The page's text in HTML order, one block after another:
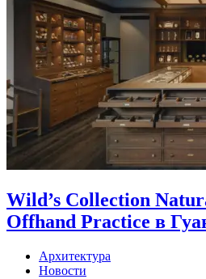
Wild’s Collection
Offhand Practice в
Архитектура
Новости